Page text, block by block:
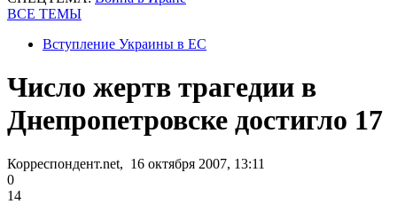
ВСЕ ТЕМЫ
Вступление Украины в ЕС
Число жертв трагедии в
Днепропетровске достигло 17
Корреспондент.net, 16 октября 2007, 13:11
0
14